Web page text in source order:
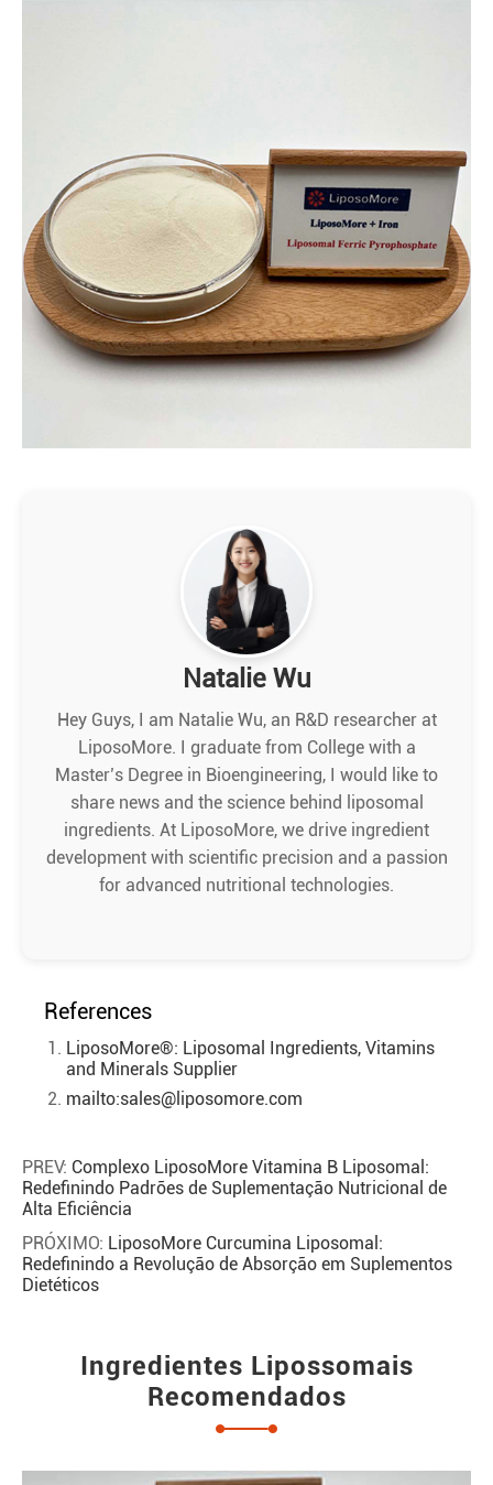
Natalie Wu
Hey Guys, I am Natalie Wu, an R&D researcher at
LiposoMore. I graduate from College with a
Master’s Degree in Bioengineering, I would like to
share news and the science behind liposomal
ingredients. At LiposoMore, we drive ingredient
development with scientific precision and a passion
for advanced nutritional technologies.
References
LiposoMore®: Liposomal Ingredients, Vitamins
and Minerals Supplier
mailto:sales@liposomore.com
PREV: Complexo LiposoMore Vitamina B Liposomal:
Redefinindo Padrões de Suplementação Nutricional de
Alta Eficiência
PRÓXIMO: LiposoMore Curcumina Liposomal:
Redefinindo a Revolução de Absorção em Suplementos
Dietéticos
Ingredientes Lipossomais
Recomendados